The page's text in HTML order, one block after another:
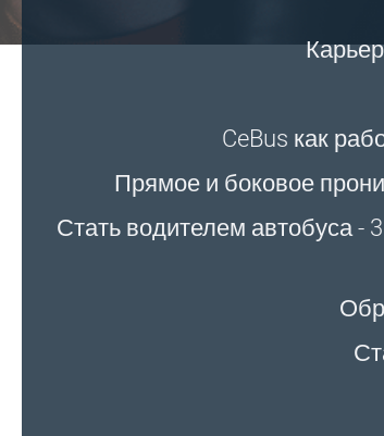
CeBus как
Прямое и боковое
Стать водителем автобуса -